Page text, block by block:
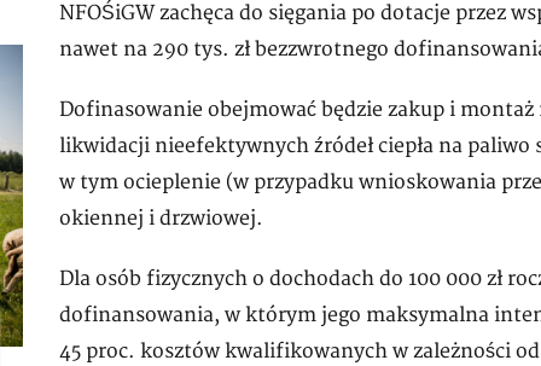
NFOŚiGW zachęca do sięgania po dotacje przez
nawet na 290 tys. zł bezzwrotnego
Dofinasowanie obejmować będzie zakup i montaż
likwidacji nieefektywnych źródeł ciepła na
w tym ocieplenie (w przypadku wnioskowania
okiennej i drzwiowej.
Dla osób fizycznych o dochodach do 100 000 zł
dofinansowania, w którym jego maksymalna
45 proc. kosztów kwalifikowanych w zależności